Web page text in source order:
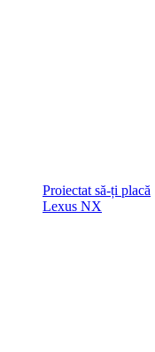
Proiectat să-ți placă
Lexus NX